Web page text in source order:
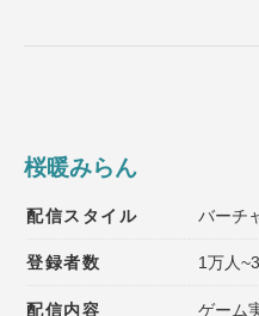
桜暖みらん
配信スタイル バーチ
登録者数 1万人
配信内容 ゲーム